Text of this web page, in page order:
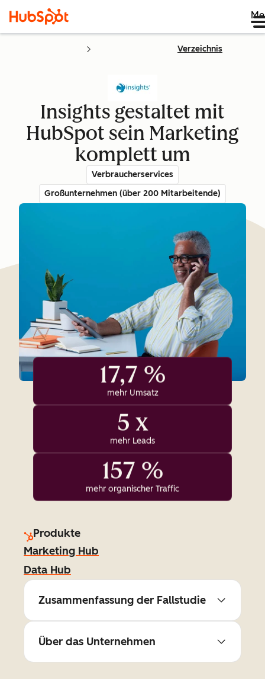
Verzeichnis
Insights gestaltet mit
HubSpot sein Marketing
komplett um
Verbraucherservices
Großunternehmen (über 200 Mitarbeitende)
17,7 %
mehr Umsatz
5 x
mehr Leads
157 %
mehr organischer Traffic
Produkte
Marketing Hub
Data Hub
Zusammenfassung der Fallstudie
Über das Unternehmen